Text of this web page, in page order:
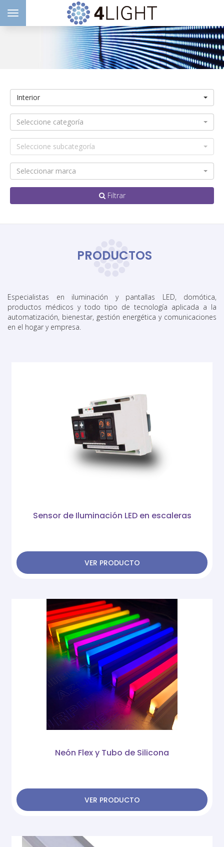
Toggle navigation
Interior
Seleccione categoría
Seleccione subcategoría
Seleccionar marca
Filtrar
PRODUCTOS
Especialistas en iluminación y pantallas LED, domótica,
productos médicos y todo tipo de tecnología aplicada a la
automatización, bienestar, gestión energética y comunicaciones
en el hogar y empresa.
Sensor de Iluminación LED en escaleras
VER PRODUCTO
Neón Flex y Tubo de Silicona
VER PRODUCTO